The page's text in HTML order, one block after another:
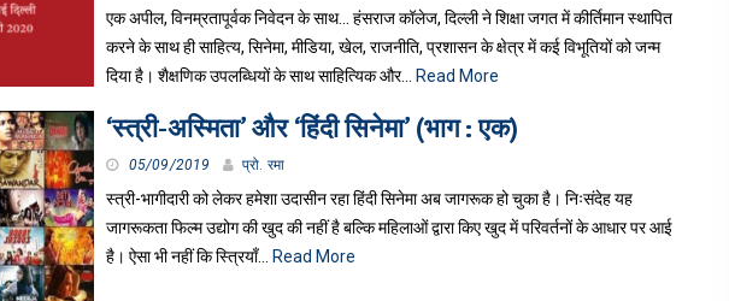
एक अपील, विनम्रतापूर्वक निवेदन के साथ… हंसराज कॉलेज, दिल्ली ने शिक्षा जगत में कीर्तिमान स्थापित
करने के साथ ही साहित्य, सिनेमा, मीडिया, खेल, राजनीति, प्रशासन के क्षेत्र में कई विभूतियों को जन्म
दिया है। शैक्षणिक उपलब्धियों के साथ साहित्यिक और…Read More
‘स्त्री-अस्मिता’ और ‘हिंदी सिनेमा’ (भाग : एक)
05/09/2019 प्रो. रमा
स्त्री-भागीदारी को लेकर हमेशा उदासीन रहा हिंदी सिनेमा अब जागरूक हो चुका है। निःसंदेह यह
जागरूकता फिल्म उद्योग की खुद की नहीं है बल्कि महिलाओं द्वारा किए खुद में परिवर्तनों के आधार पर आई
है। ऐसा भी नहीं कि स्त्रियाँ…
Read More